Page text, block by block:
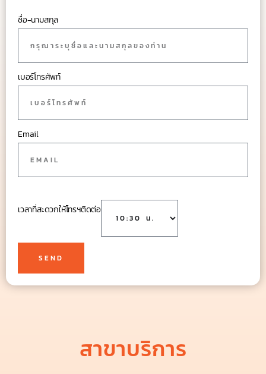
ชื่อ-นามสกุล
เบอร์โทรศัพท์
Email
เวลาที่สะดวกให้โทรฯติดต่อ
SEND
สาขาบริการ